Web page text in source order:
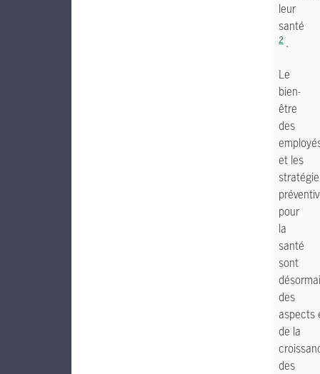
leur
santé
2 .
Le
bien-
être
des
et les
pour
la
santé
sont
des
aspects
de la
des